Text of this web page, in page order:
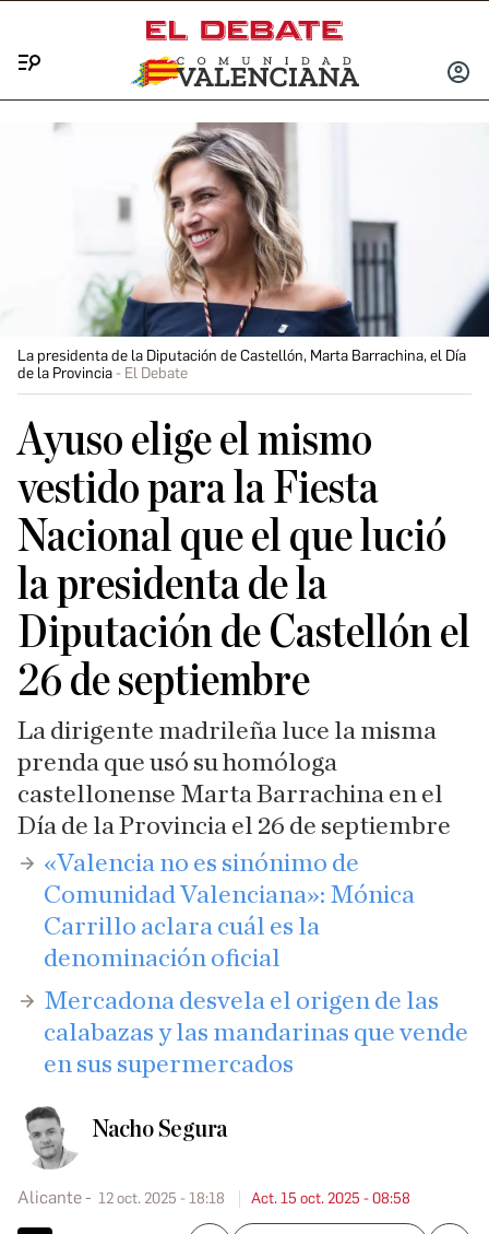
INICIAR
La presidenta de la Diputación de Castellón, Marta Barrachina, el Día
de la Provincia
El Debate
Ayuso elige el mismo
vestido para la Fiesta
Nacional que el que lució
la presidenta de la
Diputación de Castellón el
26 de septiembre
La dirigente madrileña luce la misma
prenda que usó su homóloga
castellonense Marta Barrachina en el
Día de la Provincia el 26 de septiembre
«Valencia no es sinónimo de
Comunidad Valenciana»: Mónica
Carrillo aclara cuál es la
denominación oficial
Mercadona desvela el origen de las
calabazas y las mandarinas que vende
en sus supermercados
Nacho Segura
Alicante 12 oct. 2025 - 18:18 Act. 15 oct. 2025 - 08:58